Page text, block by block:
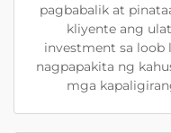
pagbabalik at
kliyente ang
investment sa loob
nagpapakita ng
mga